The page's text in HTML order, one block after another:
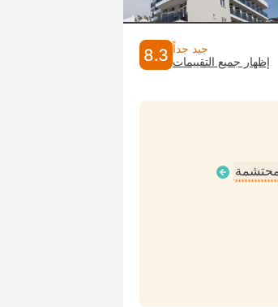
جيد جداً
إظهار جميع التقييمات 8.3